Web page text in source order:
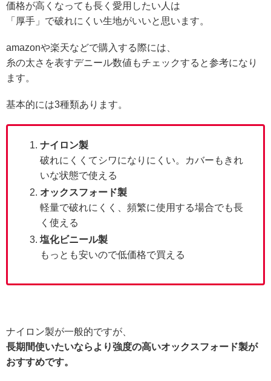
価格が高くなっても長く愛用したい人は
「厚手」で破れにくい生地がいいと思います。
amazonや楽天などで購入する際には、
糸の太さを表すデニール数値もチェックすると参考になり
ます。
基本的には3種類あります。
ナイロン製
破れにくくてシワになりにくい。カバーもきれ
いな状態で使える
オックスフォード製
軽量で破れにくく、頻繁に使用する場合でも長
く使える
塩化ビニール製
もっとも安いので低価格で買える
ナイロン製が一般的ですが、
長期間使いたいならより強度の高いオックスフォード製が
おすすめです。